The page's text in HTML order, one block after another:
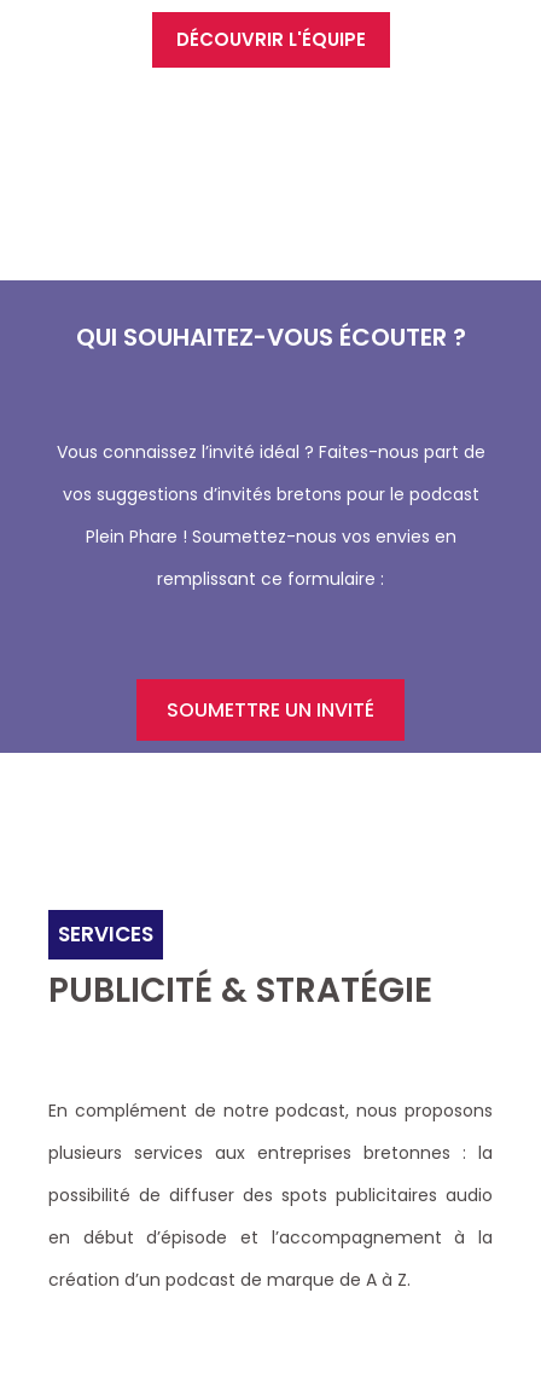
DÉCOUVRIR L'ÉQUIPE
QUI SOUHAITEZ-VOUS ÉCOUTER ?
Vous connaissez l’invité idéal ? Faites-nous part de
vos suggestions d’invités bretons pour le podcast
Plein Phare ! Soumettez-nous vos envies en
remplissant ce formulaire :
SOUMETTRE UN INVITÉ
SERVICES
PUBLICITÉ & STRATÉGIE
En complément de notre podcast, nous proposons
plusieurs services aux entreprises bretonnes : la
possibilité de diffuser des spots publicitaires audio
en début d’épisode et l’accompagnement à la
création d’un podcast de marque de A à Z.